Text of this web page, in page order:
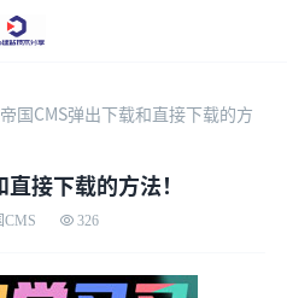
国CMS弹出下载和直接下载的方
接下载的方法！
CMS 326